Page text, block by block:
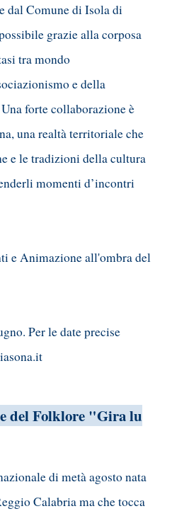
dal Comune di Isola di
grazie alla corposa
tra mondo
e della
forte collaborazione è
una realtà territoriale che
e le tradizioni della cultura
momenti d’incontri
e Animazione all'ombra del
Per le date precise
del Folklore "Gira lu
di metà agosto nata
Calabria ma che tocca